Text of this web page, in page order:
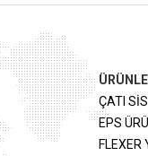
ÇATI
EPS
FLEXER